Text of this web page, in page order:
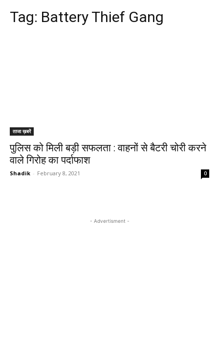
Tag: Battery Thief Gang
ताजा ख़बरें
पुलिस को मिली बड़ी सफलता : वाहनों से बैटरी चोरी करने
वाले गिरोह का पर्दाफाश
Shadik - February 8, 2021 0
- Advertisment -